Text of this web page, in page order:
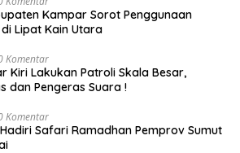
Kampar Sorot Penggunaan
Lipat Kain Utara
Komentar
Kiri Lakukan Patroli Skala Besar,
dan Pengeras Suara !
Komentar
Safari Ramadhan Pemprov Sumut